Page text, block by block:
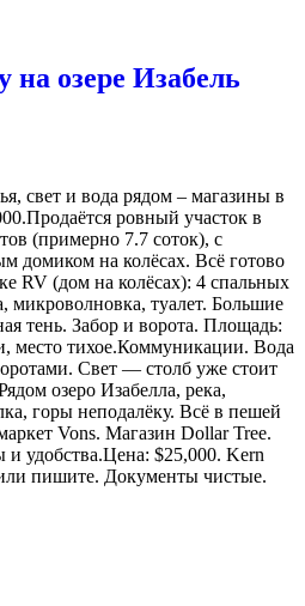
на озере Изабель
свет и вода рядом – магазины в
ровный участок в
(примерно 7.7 соток), с
домиком на колёсах. Всё готово
RV (дом на колёсах): 4 спальных
микроволновка, туалет. Большие
тень. Забор и ворота. Площадь:
место тихое.Коммуникации. Вода
Свет — столб уже стоит
озеро Изабелла, река,
горы неподалёку. Всё в пешей
Vons. Магазин Dollar Tree.
и удобства.Цена: $25,000. Kern
пишите. Документы чистые.